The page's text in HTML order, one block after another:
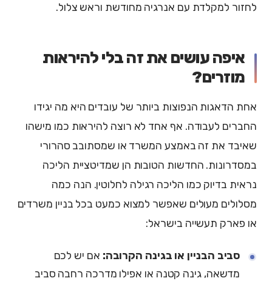
לחזור למקלדת עם אנרגיה מחודשת וראש צלול.
איפה עושים את זה בלי להיראות
מוזרים?
אחת הדאגות הנפוצות ביותר של עובדים היא מה יגידו
החברים לעבודה. אף אחד לא רוצה להיראות כמו מישהו
שאיבד את זה באמצע המשרד או שמסתובב סהרורי
במסדרונות. החדשות הטובות הן שמדיטציית הליכה
נראית בדיוק כמו הליכה רגילה לחלוטין. הנה כמה
מסלולים מעולים שאפשר למצוא כמעט בכל בניין משרדים
או פארק תעשייה בישראל:
סביב הבניין או בגינה הקרובה: אם יש לכם
מדשאה, גינה קטנה או אפילו מדרכה רחבה סביב